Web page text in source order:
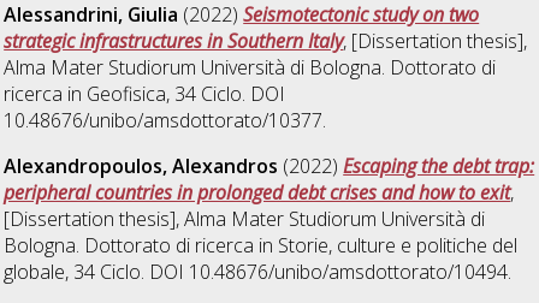
Alessandrini, Giulia (2022)Seismotectonic study on two
strategic infrastructures in Southern Italy, [Dissertation thesis],
Alma Mater Studiorum Università di Bologna. Dottorato di
ricerca in Geofisica, 34 Ciclo. DOI
10.48676/unibo/amsdottorato/10377.
Alexandropoulos, Alexandros (2022)Escaping the debt trap:
peripheral countries in prolonged debt crises and how to exit,
[Dissertation thesis], Alma Mater Studiorum Università di
Bologna. Dottorato di ricerca in Storie, culture e politiche del
globale, 34 Ciclo. DOI 10.48676/unibo/amsdottorato/10494.